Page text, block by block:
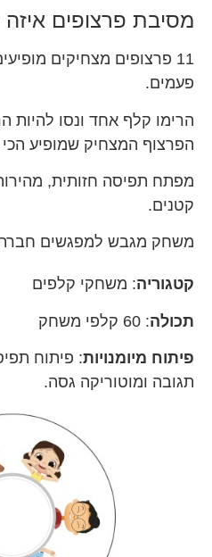
מסיבת פרצופים
פעמים.
הרימו קלף אחד ונסו להיות
הפרצוף המצחיק שמופיע
מפתח תפיסה חזותית,
קטנים.
משחק מגבש למפגשים
קטגוריה: משחקי קלפים
תכולה: 60 קלפי משחק
פיתוח מיומנויות: פיתוח
תגובה ומוטוריקה גסה.